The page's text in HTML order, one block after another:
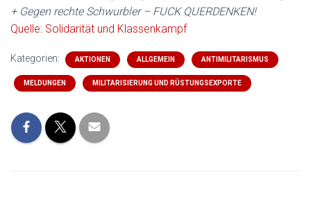
+ Gegen rechte Schwurbler – FUCK QUERDENKEN!
Quelle: Solidarität und Klassenkampf
Kategorien: AKTIONEN ALLGEMEIN ANTIMILITARISMUS
MELDUNGEN MILITARISIERUNG UND RÜSTUNGSEXPORTE